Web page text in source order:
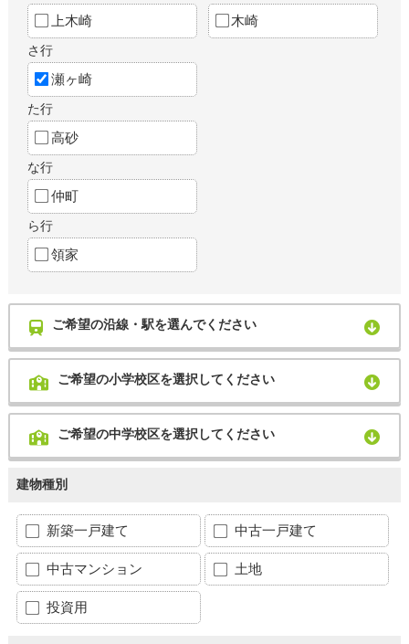
上木崎 木崎
さ行
瀬ヶ崎
た行
高砂
な行
仲町
ら行
領家
ご希望の沿線・駅を選んでください
ご希望の小学校区を選択してください
ご希望の中学校区を選択してください
建物種別
新築一戸建て 中古一戸建て
中古マンション 土地
投資用